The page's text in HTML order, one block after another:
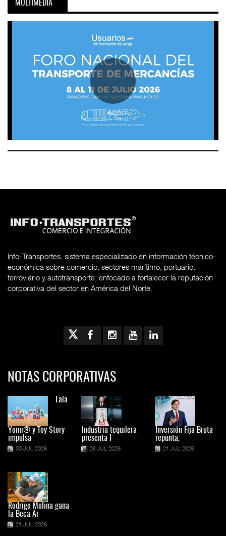
MULTIMEDIA
Info-Transportes, sistema especializado en información técnico-
económica sobre comercio, sectores marítimo, portuario,
ferroviario y autotransporte, enfocado a fortalecer la reputación
corporativa del sector en América del Norte.
NOTAS CORPORATIVAS
Lala
Yomi® y Toy Story
impulsa
30 JUL 2026
Rodrigo Molina gana
la Beca Ar
21 JUL 2026
Industria tequilera
presenta l
28 JUL 2026
Inversión Fija Bruta
repunta,
21 JUL 2026